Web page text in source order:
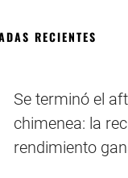
RECIENTES
Se terminó el
chimenea: la
rendimiento